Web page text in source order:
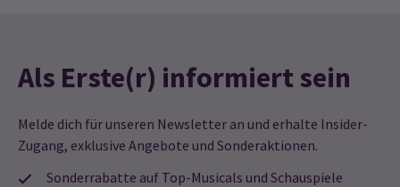
Als Erste(r) informiert sein
Melde dich für unseren Newsletter an und erhalte Insider-
Zugang, exklusive Angebote und Sonderaktionen.
Sonderrabatte auf Top-Musicals und Schauspiele